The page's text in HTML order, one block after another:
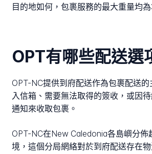
目的地如何，包裹服務的最大重量均為
OPT有哪些配送選
OPT-NC提供到府配送作為包裹配送
入信箱、需要無法取得的簽收，或因
通知來收取包裹。
OPT-NC在New Caledonia各島嶼分
境，這個分局網絡對於到府配送存在